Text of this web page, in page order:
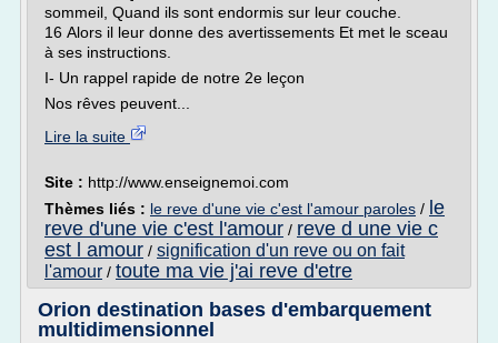
sommeil, Quand ils sont endormis sur leur couche.
16 Alors il leur donne des avertissements Et met le sceau
à ses instructions.
I- Un rappel rapide de notre 2e leçon
Nos rêves peuvent...
Lire la suite
Site : http://www.enseignemoi.com
Thèmes liés : le reve d'une vie c'est l'amour paroles / le
reve d'une vie c'est l'amour / reve d une vie c
est l amour / signification d'un reve ou on fait
l'amour / toute ma vie j'ai reve d'etre
Orion destination bases d'embarquement
multidimensionnel